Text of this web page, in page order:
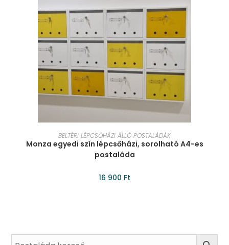
KOSÁRBA TESZEM
BELTÉRI LÉPCSŐHÁZI ÁLLÓ POSTALÁDÁK
Monza egyedi szín lépcsőházi, sorolható A4-es
postaláda
16 900 Ft